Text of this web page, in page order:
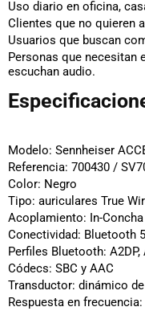
Uso diario en oficina,
Clientes que no quieren
Usuarios que buscan
Personas que necesitan
escuchan audio.
Modelo: Sennheiser
Referencia: 700430 /
Color: Negro
Tipo: auriculares True
Acoplamiento: In-
Conectividad: Bluetooth
Perfiles Bluetooth: A2DP,
Códecs: SBC y AAC
Transductor: dinámico
Respuesta en frecuencia: